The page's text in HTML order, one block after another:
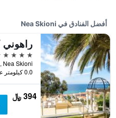
أفضل الفنادق في Nea Skioni
5 نجوم
0.0 كيلومتر عن وسط المدينة
394 ﷼